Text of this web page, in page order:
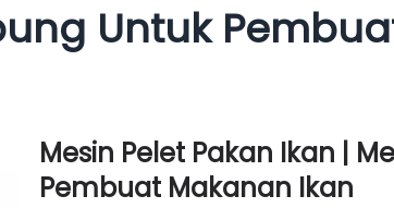
Untuk
Mesin Pelet Pakan Ikan |
Pembuat Makanan Ikan